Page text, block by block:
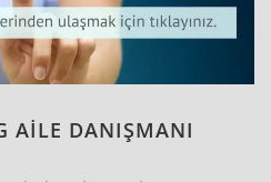
AİLE DANIŞMANI